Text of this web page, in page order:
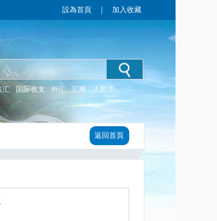
設為首頁 加入收藏
汇 国际收支 外汇 汇率 人民币
返回首頁